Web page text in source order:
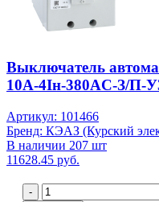
Выключатель
10А-4Iн-380AC-З/П-
Артикул: 101466
Бренд: КЭАЗ (Курский
В наличии 207 шт
11628.45 руб.
-